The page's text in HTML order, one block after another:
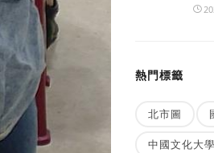
熱門標籤
北市圖
中國文化大學